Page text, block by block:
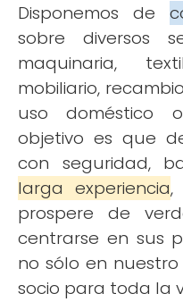
Disponemos de
sobre diversos
maquinaria,
mobiliario,
uso doméstico
objetivo es que
con seguridad,
larga experiencia,
prospere de
centrarse en sus
no sólo en
socio para toda la